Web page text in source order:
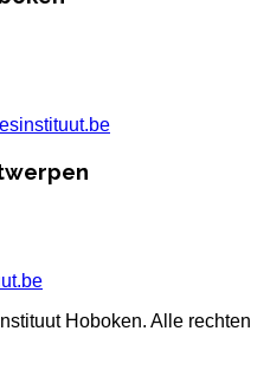
Hoboken. Alle rechten